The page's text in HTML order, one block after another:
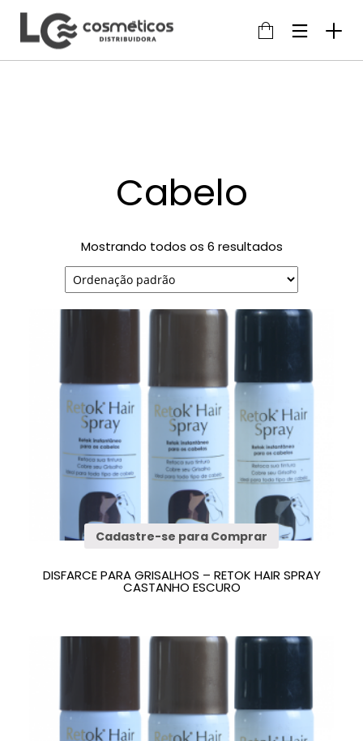
Cabelo
Mostrando todos os 6 resultados
Cadastre-se para Comprar
DISFARCE PARA GRISALHOS – RETOK HAIR SPRAY
CASTANHO ESCURO